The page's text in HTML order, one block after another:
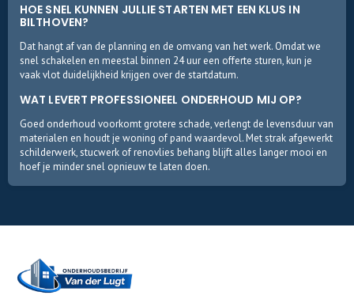
HOE SNEL KUNNEN JULLIE STARTEN MET EEN KLUS IN
BILTHOVEN?
Dat hangt af van de planning en de omvang van het werk. Omdat we
snel schakelen en meestal binnen 24 uur een offerte sturen, kun je
vaak vlot duidelijkheid krijgen over de startdatum.
WAT LEVERT PROFESSIONEEL ONDERHOUD MIJ OP?
Goed onderhoud voorkomt grotere schade, verlengt de levensduur van
materialen en houdt je woning of pand waardevol. Met strak afgewerkt
schilderwerk, stucwerk of renovlies behang blijft alles langer mooi en
hoef je minder snel opnieuw te laten doen.